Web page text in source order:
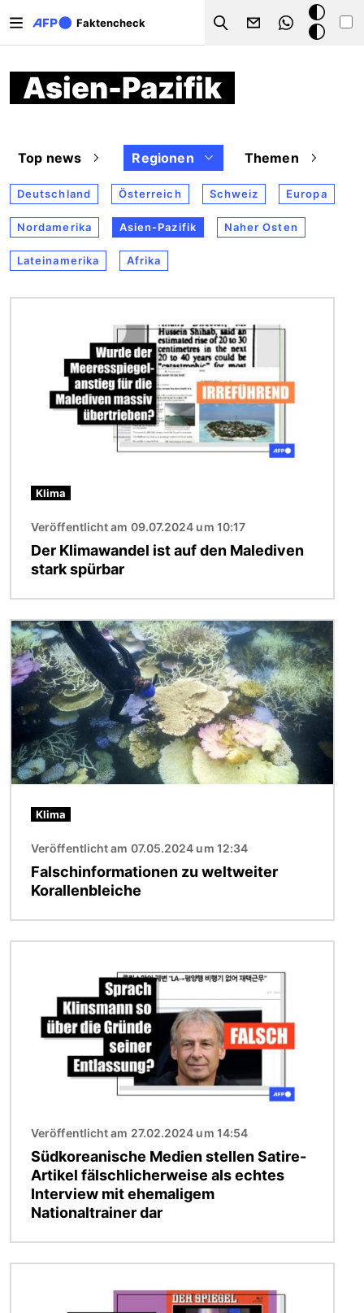
Faktencheck
Search
Dark
Mode
Asien-Pazifik
Top news Regionen Themen
Deutschland Österreich Schweiz Europa
Nordamerika Asien-Pazifik Naher Osten
Lateinamerika Afrika
Klima
Veröffentlicht am 09.07.2024 um 10:17
Der Klimawandel ist auf den Malediven
stark spürbar
Bild
Klima
Veröffentlicht am 07.05.2024 um 12:34
Falschinformationen zu weltweiter
Korallenbleiche
Veröffentlicht am 27.02.2024 um 14:54
Südkoreanische Medien stellen Satire-
Artikel fälschlicherweise als echtes
Interview mit ehemaligem
Nationaltrainer dar